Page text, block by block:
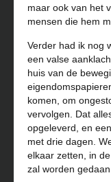
maar ook van het
mensen die hem
Verder had ik nog
een valse
huis van de
komen, om
vervolgen. Dat
opgeleverd, en
met drie dagen.
elkaar zetten, in
zal worden gedaan.